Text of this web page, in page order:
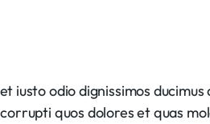
iusto odio dignissimos
quos dolores et quas